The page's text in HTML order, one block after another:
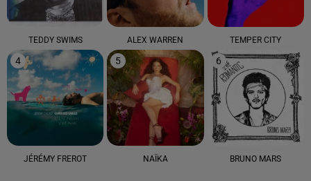
TEDDY SWIMS ALEX WARREN TEMPER CITY
4
JÉRÉMY FREROT
5
NAÏKA
6
BRUNO MARS